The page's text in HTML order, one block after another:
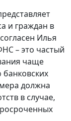
и граждан в
Илья
– это частый
чаще
должна
в случае,